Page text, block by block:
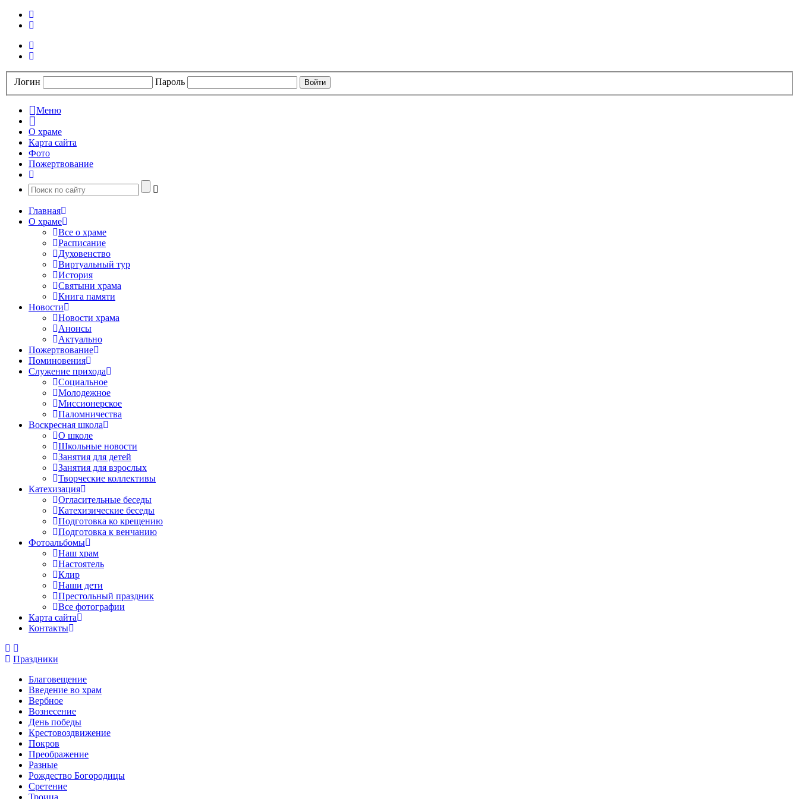
Логин Пароль
Меню
О храме
Карта сайта
Фото
Пожертвование
Главная
О храме
Все о храме
Расписание
Духовенство
Виртуальный тур
История
Святыни храма
Книга памяти
Новости
Новости храма
Анонсы
Актуально
Пожертвование
Поминовения
Служение прихода
Социальное
Молодежное
Миссионерское
Паломничества
Воскресная школа
О школе
Школьные новости
Занятия для детей
Занятия для взрослых
Творческие коллективы
Катехизация
Огласительные беседы
Катехизические беседы
Подготовка ко крещению
Подготовка к венчанию
Фотоальбомы
Наш храм
Настоятель
Клир
Наши дети
Престольный праздник
Все фотографии
Карта сайта
Контакты
Праздники
Благовещение
Введение во храм
Вербное
Вознесение
День победы
Крестовоздвижение
Покров
Преображение
Разные
Рождество Богородицы
Сретение
Троица